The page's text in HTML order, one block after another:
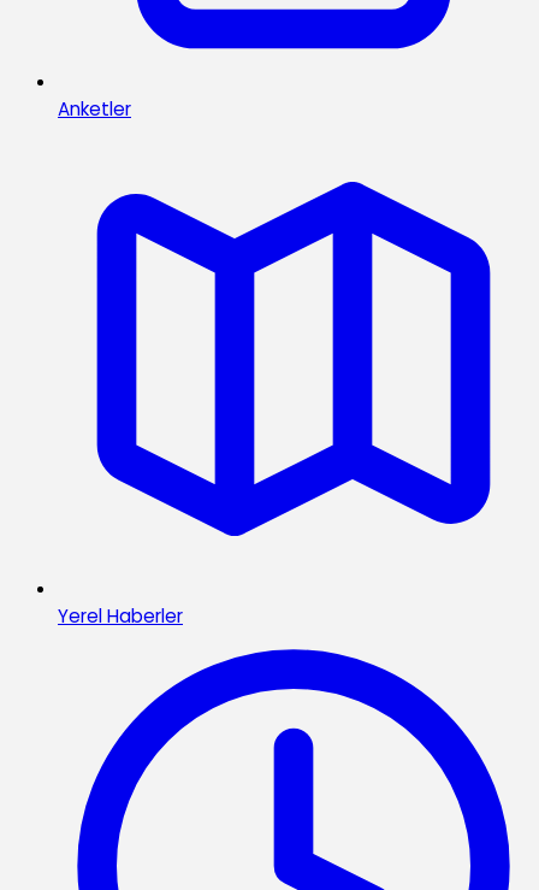
Anketler
Yerel Haberler